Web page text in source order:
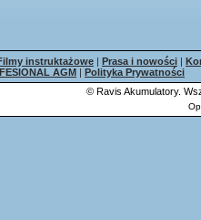
instruktażowe | Prasa i nowości |
AGM | Polityka Prywatności
© Ravis Akumulatory.